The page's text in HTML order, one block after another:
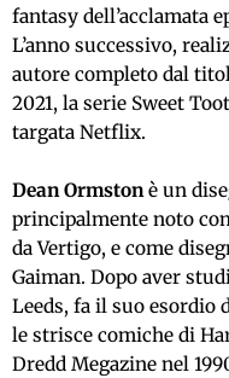
fantasy dell’acclamata
L’anno successivo,
autore completo dal
2021, la serie Sweet
targata Netflix.
Dean Ormstonè un
principalmente noto
da Vertigo, e come
Gaiman. Dopo aver
Leeds, fa il suo esordio
le strisce comiche di
Dredd Megazine nel